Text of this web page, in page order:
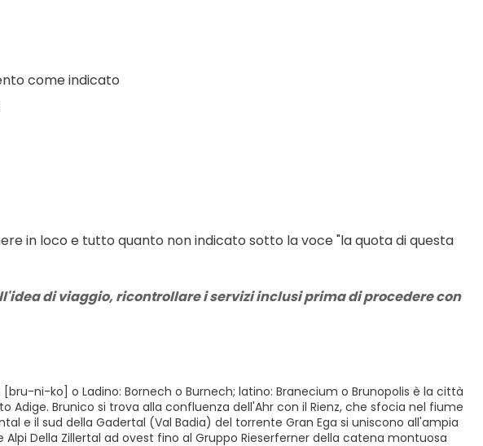
come indicato
in loco e tutto quanto non indicato sotto la voce "la quota di questa
di viaggio, ricontrollare i servizi inclusi prima di procedere con
ni-ko] o Ladino: Bornech o Burnech; latino: Branecium o Brunopolis è la città
Adige. Brunico si trova alla confluenza dell'Ahr con il Rienz, che sfocia nel fiume
e il sud della Gadertal (Val Badia) del torrente Gran Ega si uniscono all'ampia
Della Zillertal ad ovest fino al Gruppo Rieserferner della catena montuosa